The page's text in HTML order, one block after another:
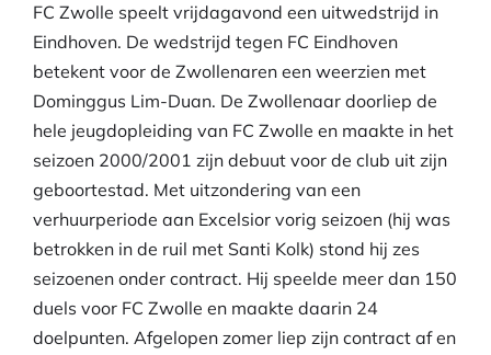
FC Zwolle speelt vrijdagavond een uitwedstrijd in
Eindhoven. De wedstrijd tegen FC Eindhoven
betekent voor de Zwollenaren een weerzien met
Dominggus Lim-Duan. De Zwollenaar doorliep de
hele jeugdopleiding van FC Zwolle en maakte in het
seizoen 2000/2001 zijn debuut voor de club uit zijn
geboortestad. Met uitzondering van een
verhuurperiode aan Excelsior vorig seizoen (hij was
betrokken in de ruil met Santi Kolk) stond hij zes
seizoenen onder contract. Hij speelde meer dan 150
duels voor FC Zwolle en maakte daarin 24
doelpunten. Afgelopen zomer liep zijn contract af en